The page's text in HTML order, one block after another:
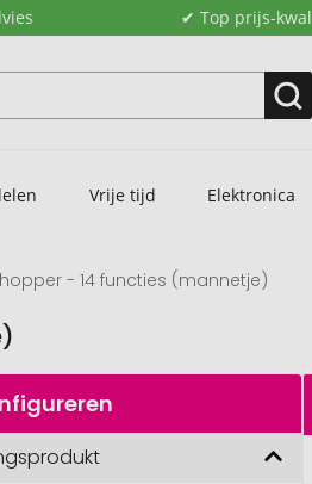
✔ Top prijs-
Vrije tijd Elektronica
- 14 functies (mannetje)